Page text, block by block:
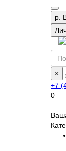
р.
×
+7
0